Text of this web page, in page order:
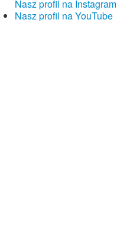
Nasz profil na Instagram
Nasz profil na YouTube